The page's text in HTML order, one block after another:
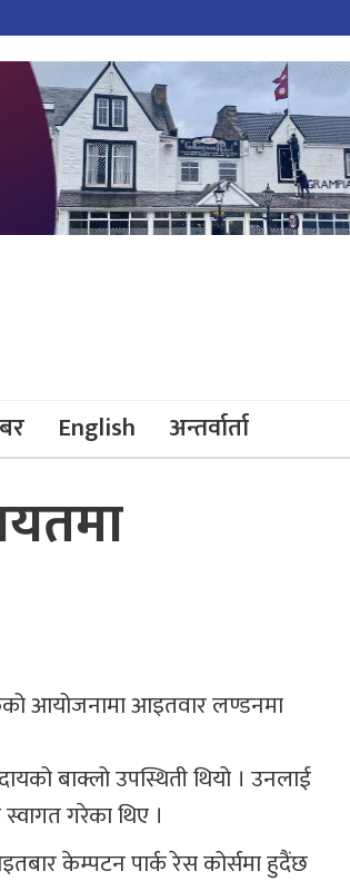
English अन्तर्वार्ता
आयोजनामा आइतवार लण्डनमा
बाक्लो उपस्थिती थियो । उनलाई
गरेका थिए ।
केम्पटन पार्क रेस कोर्समा हुदैंछ